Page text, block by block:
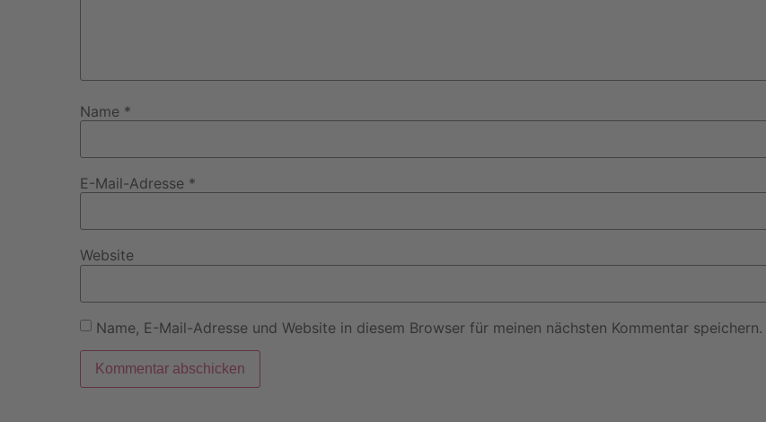
Name *
E-Mail-Adresse *
Website
Name, E-Mail-Adresse und Website in diesem Browser für meinen nächsten Kommentar speichern.